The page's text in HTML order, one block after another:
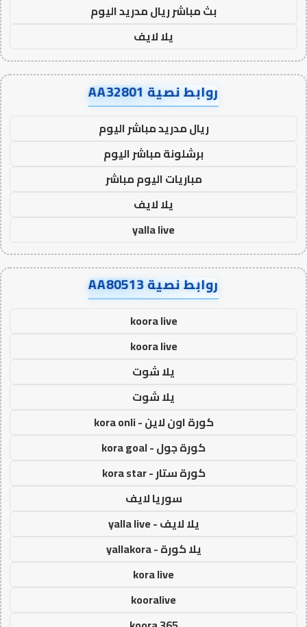
بث مباشر ريال مدريد اليوم
يلا لايف
روابط نصية AA32801
ريال مدريد مباشر اليوم
برشلونة مباشر اليوم
مباريات اليوم مباشر
يلا لايف
yalla live
روابط نصية AA80513
koora live
koora live
يلا شوت
يلا شوت
كورة اون لاين - kora onli
كورة جول - kora goal
كورة ستار - kora star
سوريا لايف
يلا لايف - yalla live
يلا كورة - yallakora
kora live
kooralive